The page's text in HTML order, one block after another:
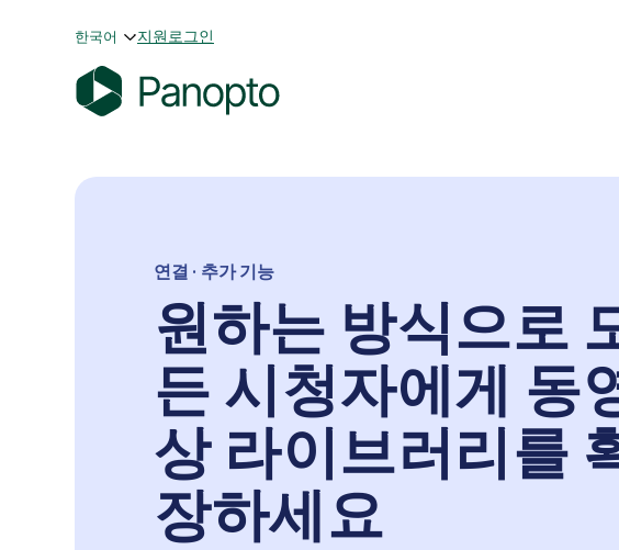
한국어 지원 로그인
n
연결 · 추가 기능
원하는 방식으로
든 시청자에게 동
상 라이브러리를
장하세요